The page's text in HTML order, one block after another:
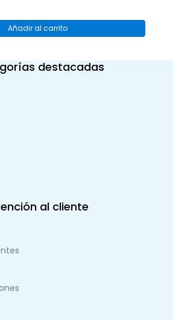
Añadir al carrito
destacadas
al cliente